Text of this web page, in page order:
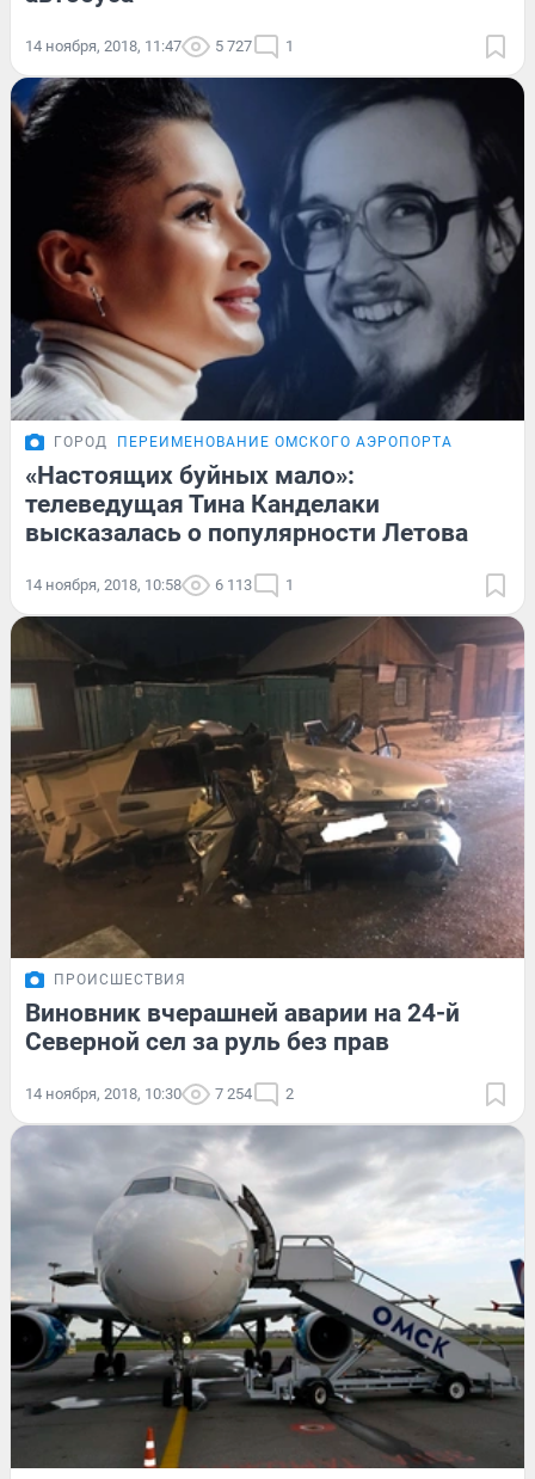
14 ноября, 2018, 11:47 5 727 1
ГОРОД ПЕРЕИМЕНОВАНИЕ ОМСКОГО АЭРОПОРТА
«Настоящих буйных мало»:
телеведущая Тина Канделаки
высказалась о популярности Летова
14 ноября, 2018, 10:58 6 113 1
ПРОИСШЕСТВИЯ
Виновник вчерашней аварии на 24-й
Северной сел за руль без прав
14 ноября, 2018, 10:30 7 254 2